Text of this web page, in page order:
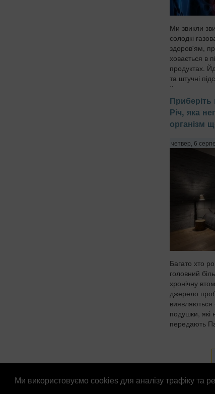
Ми використовуємо cookies для аналізу трафіку та
Ми звикли
солодкі
здоров'ям,
ховається в
продуктах.
та штучні
йогуртах,
Приберіть
Річ, яка
організм
четвер, 6
Багато хто
головний
хронічну
джерело
виявляються
подушки, які
передають
© Патріоти України 2026 Правова інформація